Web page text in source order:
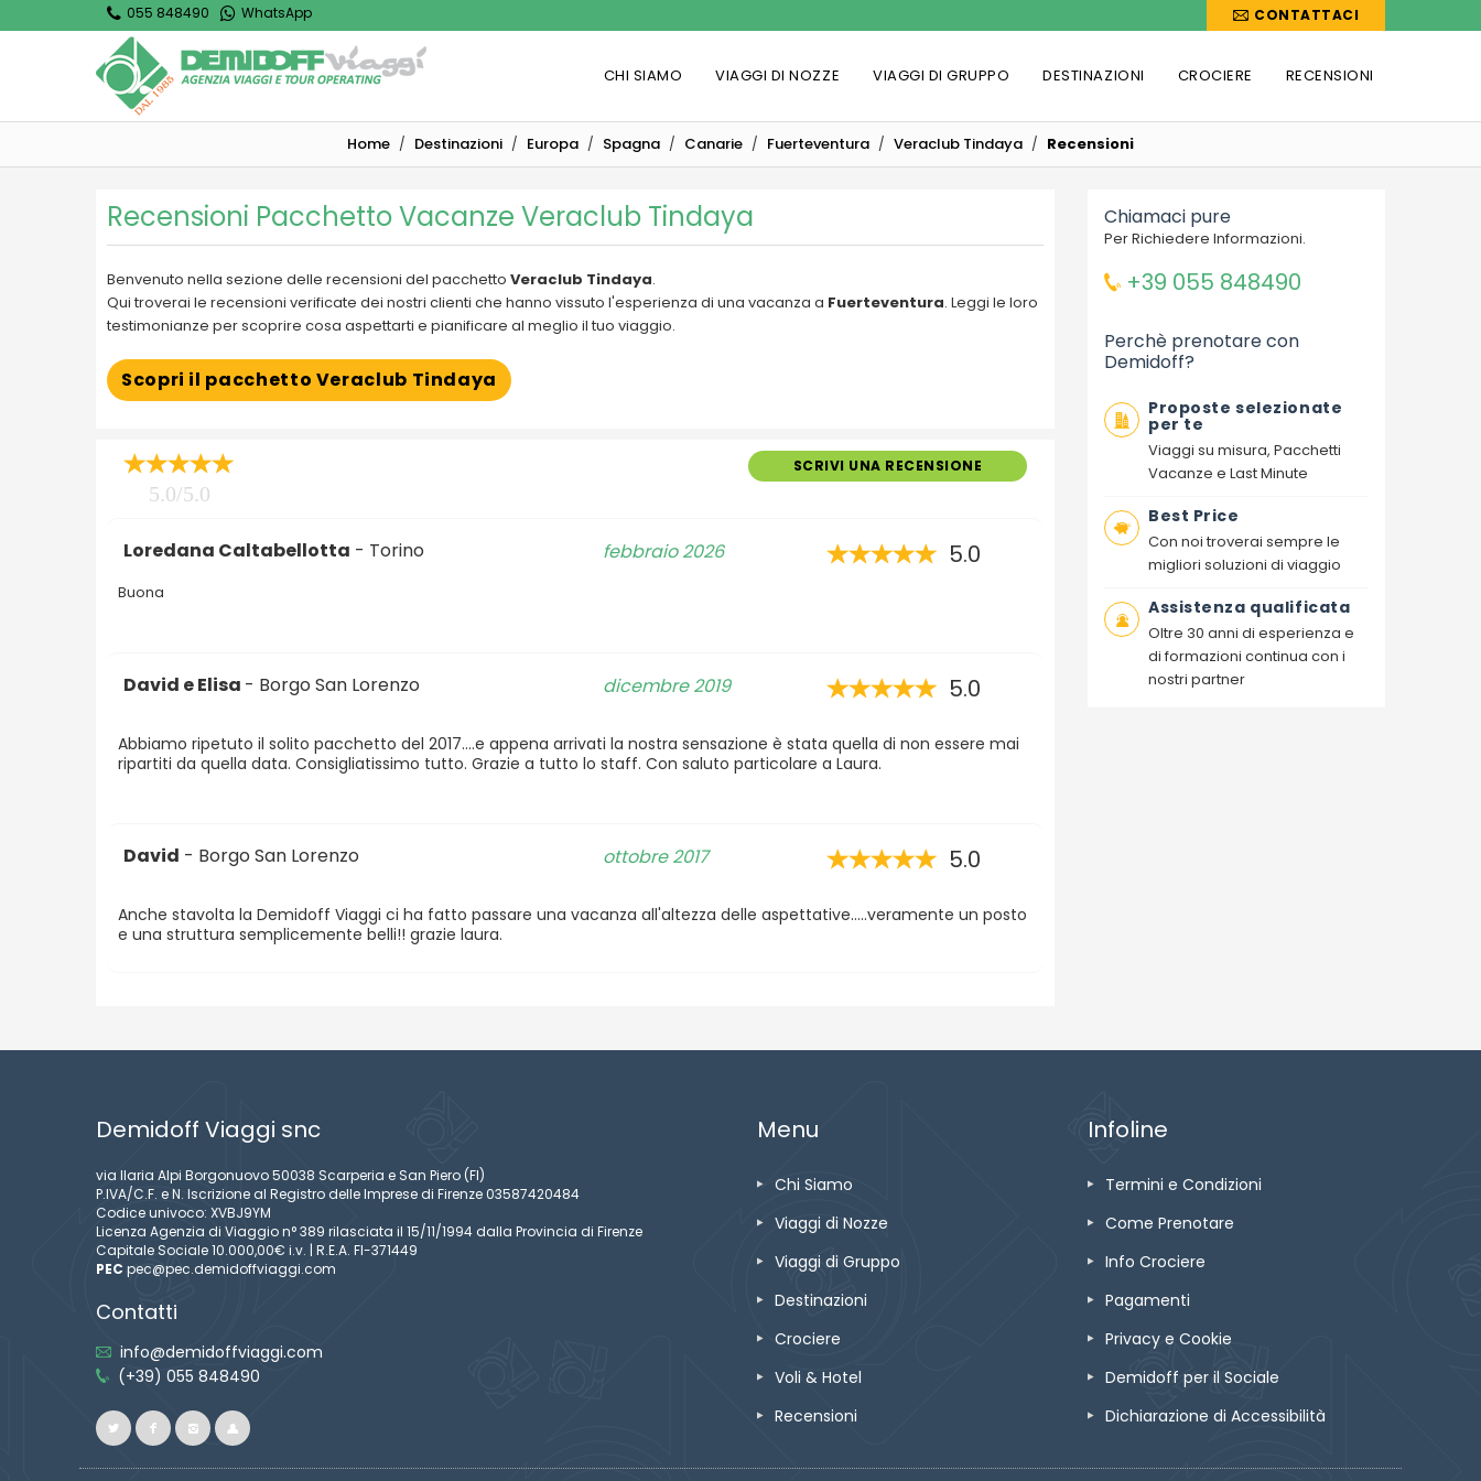
055 848490 WhatsApp CONTATTACI
CHI SIAMO VIAGGI DI NOZZE VIAGGI DI GRUPPO DESTINAZIONI CROCIERE RECENSIONI
Home Destinazioni Europa Spagna Canarie Fuerteventura Veraclub Tindaya Recensioni
Recensioni Pacchetto Vacanze Veraclub Tindaya
Benvenuto nella sezione delle recensioni del pacchetto Veraclub Tindaya.
Qui troverai le recensioni verificate dei nostri clienti che hanno vissuto l'esperienza di una vacanza a Fuerteventura. Leggi le loro
testimonianze per scoprire cosa aspettarti e pianificare al meglio il tuo viaggio.
Scopri il pacchetto Veraclub Tindaya
5.0/5.0
SCRIVI UNA RECENSIONE
Loredana Caltabellotta - Torino febbraio 2026 5.0
Buona
David e Elisa - Borgo San Lorenzo dicembre 2019 5.0
Abbiamo ripetuto il solito pacchetto del 2017....e appena arrivati la nostra sensazione è stata quella di non essere mai
ripartiti da quella data. Consigliatissimo tutto. Grazie a tutto lo staff. Con saluto particolare a Laura.
David - Borgo San Lorenzo ottobre 2017 5.0
Anche stavolta la Demidoff Viaggi ci ha fatto passare una vacanza all'altezza delle aspettative.....veramente un posto
e una struttura semplicemente belli!! grazie laura.
Chiamaci pure
Per Richiedere Informazioni.
+39 055 848490
Perchè prenotare con
Demidoff?
Proposte selezionate
per te
Viaggi su misura, Pacchetti
Vacanze e Last Minute
Best Price
Con noi troverai sempre le
migliori soluzioni di viaggio
Assistenza qualificata
Oltre 30 anni di esperienza e
di formazioni continua con i
nostri partner
Demidoff Viaggi snc
via Ilaria Alpi Borgonuovo 50038 Scarperia e San Piero (FI)
P.IVA/C.F. e N. Iscrizione al Registro delle Imprese di Firenze 03587420484
Codice univoco: XVBJ9YM
Licenza Agenzia di Viaggio n° 389 rilasciata il 15/11/1994 dalla Provincia di Firenze
Capitale Sociale 10.000,00€ i.v. | R.E.A. FI-371449
PEC pec@pec.demidoffviaggi.com
Contatti
info@demidoffviaggi.com
(+39) 055 848490
Menu
Chi Siamo
Viaggi di Nozze
Viaggi di Gruppo
Destinazioni
Crociere
Voli & Hotel
Recensioni
Infoline
Termini e Condizioni
Come Prenotare
Info Crociere
Pagamenti
Privacy e Cookie
Demidoff per il Sociale
Dichiarazione di Accessibilità